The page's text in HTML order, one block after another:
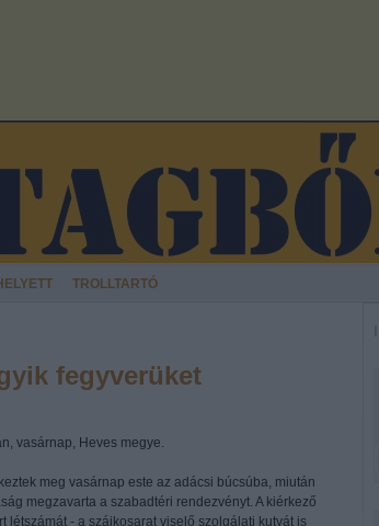
TROLLTARTÓ
fegyverüket
vasárnap, Heves megye.
meg vasárnap este az adácsi búcsúba, miután
megzavarta a szabadtéri rendezvényt. A kiérkező
létszámát - a szájkosarat viselő szolgálati kutyát is